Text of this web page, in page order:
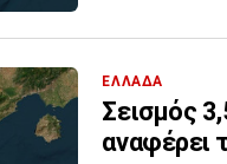
ΕΛΛΑΔΑ
Σεισμός
αναφέρει